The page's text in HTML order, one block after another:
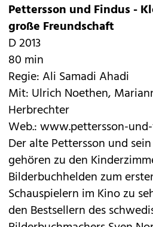
Pettersson und Findus -
große Freundschaft
D 2013
80 min
Regie: Ali Samadi Ahadi
Mit: Ulrich Noethen,
Herbrechter
Web.:www.pettersson-
Der alte Pettersson und
gehören zu den
Bilderbuchhelden zum
Schauspielern im Kino zu
den Bestsellern des